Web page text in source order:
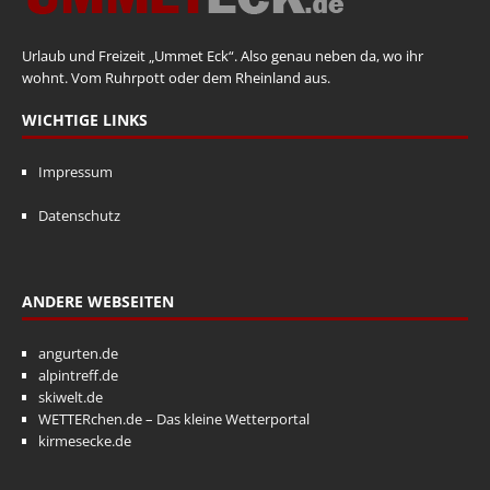
Urlaub und Freizeit „Ummet Eck“. Also genau neben da, wo ihr
wohnt. Vom Ruhrpott oder dem Rheinland aus.
WICHTIGE LINKS
Impressum
Datenschutz
ANDERE WEBSEITEN
angurten.de
alpintreff.de
skiwelt.de
WETTERchen.de – Das kleine Wetterportal
kirmesecke.de